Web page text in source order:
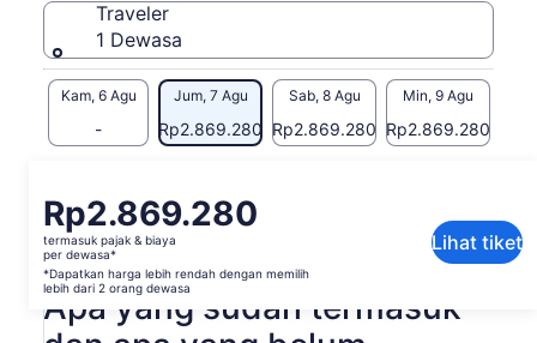
Traveler
1 Dewasa
Kam, 6 Agu
-
Jum, 7 Agu
Rp2.869.280
Sab, 8 Agu
Rp2.869.280
Min, 9 Agu
Rp2.869.280
Harga
Rp2.869.280
per
dewasa*
*Dapatkan
harga
Rp2.869.280
termasuk pajak & biaya
per dewasa*
*Dapatkan harga lebih rendah dengan memilih
lebih dari 2 orang dewasa
Lihat tiket
Lihat teks asli (Bahasa Inggris)
Berikan masukan untuk terjemahan ini
baru
Apa yang sudah termasuk